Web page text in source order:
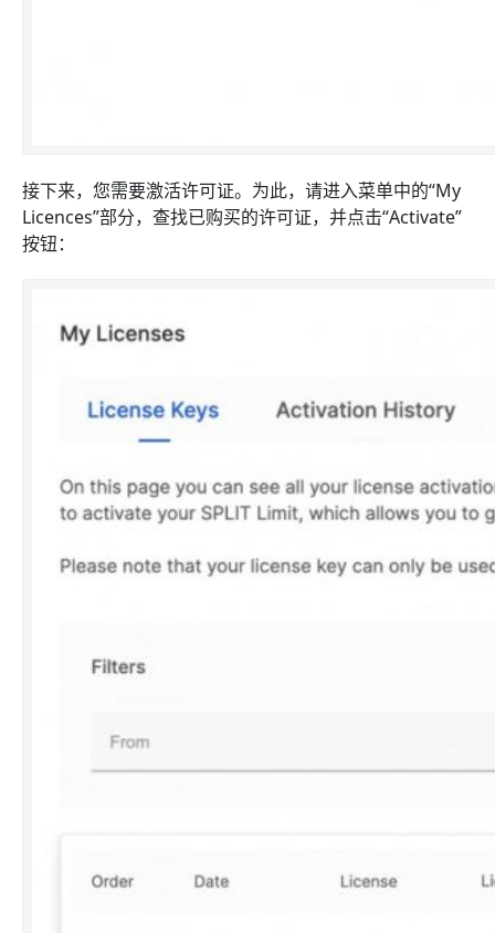
接下来，您需要激活许可证。为此，请进入菜单中的“My
Licences”部分，查找已购买的许可证，并点击“Activate”
按钮：